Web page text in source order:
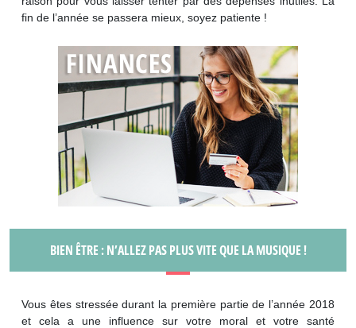
fin de l’année se passera mieux, soyez patiente !
BIEN ÊTRE : N’ALLEZ PAS PLUS VITE QUE LA MUSIQUE !
Vous êtes stressée durant la première partie de l’année 2018
et cela a une influence sur votre moral et votre santé